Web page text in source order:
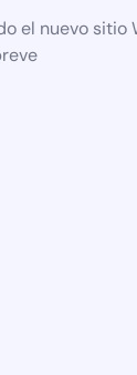
el nuevo sitio